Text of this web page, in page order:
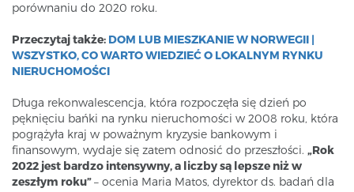
porównaniu do 2020 roku.
Przeczytaj także: DOM LUB MIESZKANIE W NORWEGII |
WSZYSTKO, CO WARTO WIEDZIEĆ O LOKALNYM RYNKU
NIERUCHOMOŚCI
Długa rekonwalescencja, która rozpoczęła się dzień po
pęknięciu bańki na rynku nieruchomości w 2008 roku, która
pogrążyła kraj w poważnym kryzysie bankowym i
finansowym, wydaje się zatem odnosić do przeszłości. „Rok
2022 jest bardzo intensywny, a liczby są lepsze niż w
zeszłym roku”– ocenia Maria Matos, dyrektor ds. badań dla